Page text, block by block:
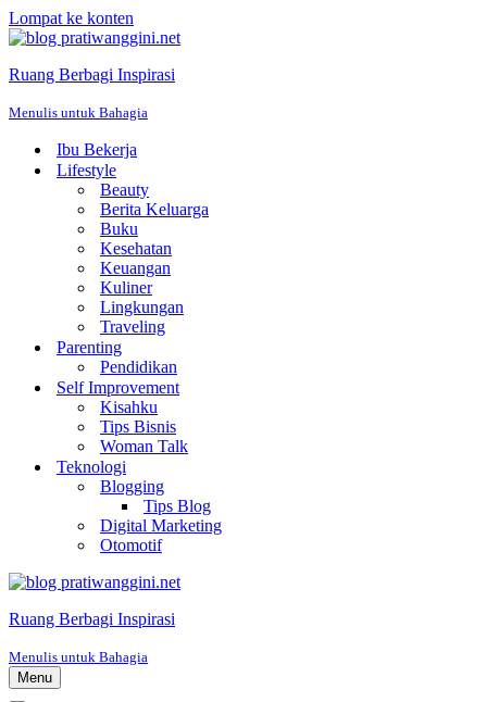
Lompat ke konten
Ruang Berbagi Inspirasi
Menulis untuk Bahagia
Ibu Bekerja
Lifestyle
Beauty
Berita Keluarga
Buku
Kesehatan
Keuangan
Kuliner
Lingkungan
Traveling
Parenting
Pendidikan
Self Improvement
Kisahku
Tips Bisnis
Woman Talk
Teknologi
Blogging
Tips Blog
Digital Marketing
Otomotif
Ruang Berbagi Inspirasi
Menulis untuk Bahagia
Menu
Menu